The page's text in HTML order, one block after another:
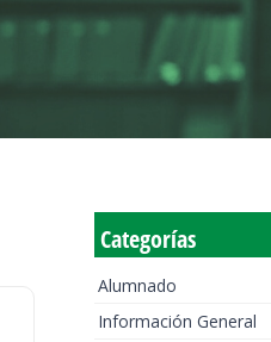
Categorías
Alumnado
Información General